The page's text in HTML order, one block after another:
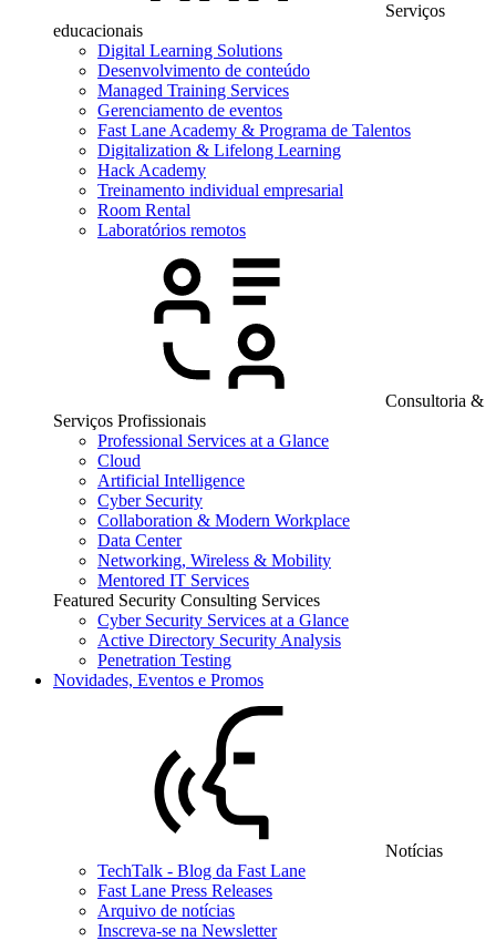
Serviços
educacionais
Digital Learning Solutions
Desenvolvimento de conteúdo
Managed Training Services
Gerenciamento de eventos
Fast Lane Academy & Programa de Talentos
Digitalization & Lifelong Learning
Hack Academy
Treinamento individual empresarial
Room Rental
Laboratórios remotos
Consultoria &
Serviços Profissionais
Professional Services at a Glance
Cloud
Artificial Intelligence
Cyber Security
Collaboration & Modern Workplace
Data Center
Networking, Wireless & Mobility
Mentored IT Services
Featured Security Consulting Services
Cyber Security Services at a Glance
Active Directory Security Analysis
Penetration Testing
Novidades, Eventos e Promos
Notícias
TechTalk - Blog da Fast Lane
Fast Lane Press Releases
Arquivo de notícias
Inscreva-se na Newsletter